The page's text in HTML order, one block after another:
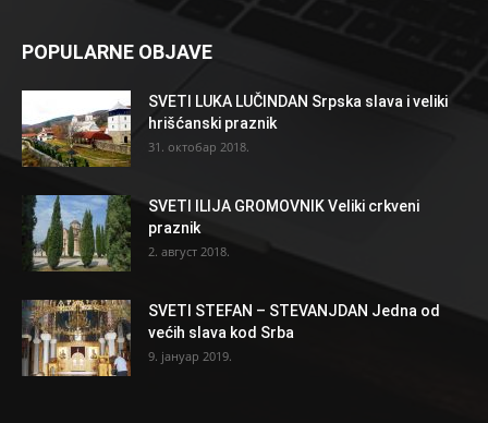
POPULARNE OBJAVE
SVETI LUKA LUČINDAN Srpska slava i veliki
hrišćanski praznik
31. октобар 2018.
SVETI ILIJA GROMOVNIK Veliki crkveni
praznik
2. август 2018.
SVETI STEFAN – STEVANJDAN Jedna od
većih slava kod Srba
9. јануар 2019.